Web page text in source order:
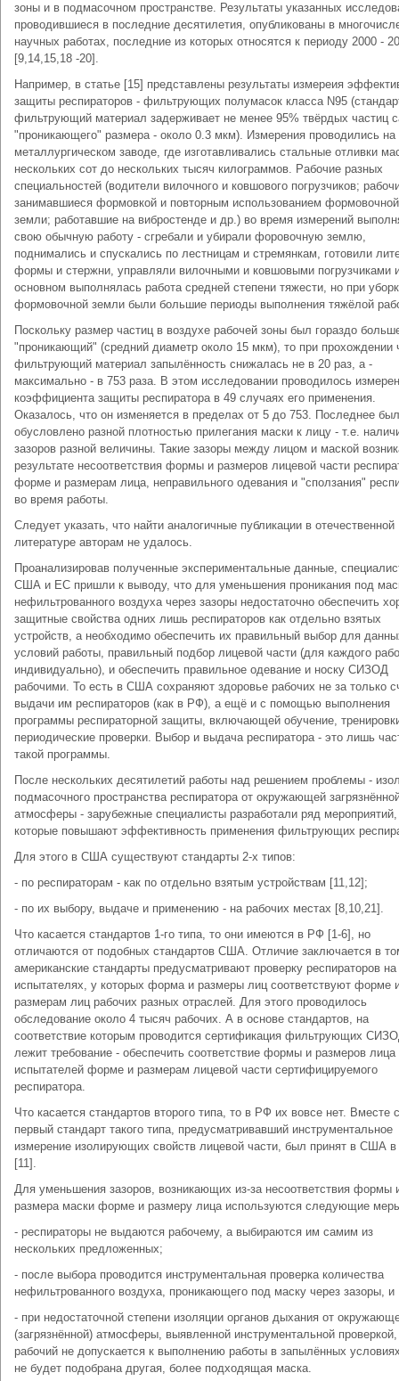
зоны и в подмасочном пространстве. Результаты указанных
проводившиеся в последние десятилетия, опубликованы в
научных работах, последние из которых относятся к периоду 2000 -
[9,14,15,18 -20].
Например, в статье [15] представлены результаты измереия
защиты респираторов - фильтрующих полумасок класса N95
фильтрующий материал задерживает не менее 95% твёрдых частиц
"проникающего" размера - около 0.3 мкм). Измерения проводились на
металлургическом заводе, где изготавливались стальные отливки
нескольких сот до нескольких тысяч килограммов. Рабочие разных
специальностей (водители вилочного и ковшового погрузчиков;
занимавшиеся формовкой и повторным использованием формовочной
земли; работавшие на вибростенде и др.) во время измерений
свою обычную работу - сгребали и убирали форовочную землю,
поднимались и спускались по лестницам и стремянкам, готовили
формы и стержни, управляли вилочными и ковшовыми погрузчиками
основном выполнялась работа средней степени тяжести, но при
формовочной земли были большие периоды выполнения тяжёлой
Поскольку размер частиц в воздухе рабочей зоны был гораздо
"проникающий" (средний диаметр около 15 мкм), то при прохождении
фильтрующий материал запылённость снижалась не в 20 раз, а -
максимально - в 753 раза. В этом исследовании проводилось
коэффициента защиты респиратора в 49 случаях его применения.
Оказалось, что он изменяется в пределах от 5 до 753. Последнее
обусловлено разной плотностью прилегания маски к лицу - т.е.
зазоров разной величины. Такие зазоры между лицом и маской
результате несоответствия формы и размеров лицевой части
форме и размерам лица, неправильного одевания и "сползания"
во время работы.
Следует указать, что найти аналогичные публикации в отечественной
литературе авторам не удалось.
Проанализировав полученные экспериментальные данные,
США и ЕС пришли к выводу, что для уменьшения проникания под
нефильтрованного воздуха через зазоры недостаточно обеспечить
защитные свойства одних лишь респираторов как отдельно взятых
устройств, а необходимо обеспечить их правильный выбор для
условий работы, правильный подбор лицевой части (для каждого
индивидуально), и обеспечить правильное одевание и носку СИЗОД
рабочими. То есть в США сохраняют здоровье рабочих не за только
выдачи им респираторов (как в РФ), а ещё и с помощью выполнения
программы респираторной защиты, включающей обучение,
периодические проверки. Выбор и выдача респиратора - это лишь
такой программы.
После нескольких десятилетий работы над решением проблемы -
подмасочного пространства респиратора от окружающей
атмосферы - зарубежные специалисты разработали ряд мероприятий,
которые повышают эффективность применения фильтрующих
Для этого в США существуют стандарты 2-х типов:
- по респираторам - как по отдельно взятым устройствам [11,12];
- по их выбору, выдаче и применению - на рабочих местах [8,10,21].
Что касается стандартов 1-го типа, то они имеются в РФ [1-6], но
отличаются от подобных стандартов США. Отличие заключается в
американские стандарты предусматривают проверку респираторов на
испытателях, у которых форма и размеры лиц соответствуют форме
размерам лиц рабочих разных отраслей. Для этого проводилось
обследование около 4 тысяч рабочих. А в основе стандартов, на
соответствие которым проводится сертификация фильтрующих
лежит требование - обеспечить соответствие формы и размеров лица
испытателей форме и размерам лицевой части сертифицируемого
респиратора.
Что касается стандартов второго типа, то в РФ их вовсе нет. Вместе
первый стандарт такого типа, предусматривавший инструментальное
измерение изолирующих свойств лицевой части, был принят в США в
[11].
Для уменьшения зазоров, возникающих из-за несоответствия формы
размера маски форме и размеру лица используются следующие
- респираторы не выдаются рабочему, а выбираются им самим из
нескольких предложенных;
- после выбора проводится инструментальная проверка количества
нефильтрованного воздуха, проникающего под маску через зазоры, и
- при недостаточной степени изоляции органов дыхания от
(загрязнённой) атмосферы, выявленной инструментальной проверкой,
рабочий не допускается к выполнению работы в запылённых
не будет подобрана другая, более подходящая маска.